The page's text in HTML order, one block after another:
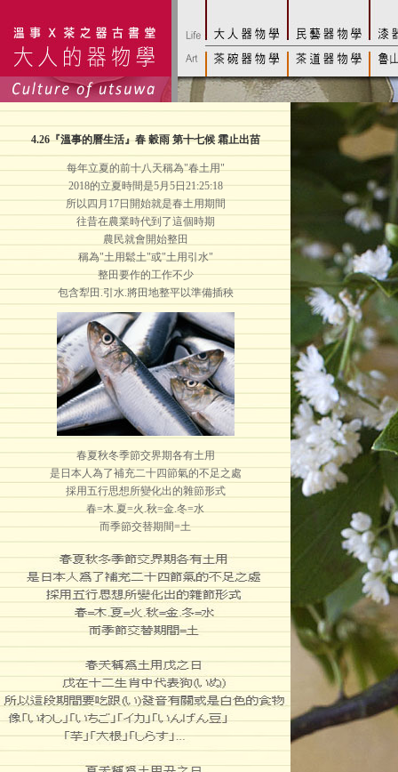
4.26『溫事的曆生活』春 穀雨 第十七候 霜止出苗
每年立夏的前十八天稱為"春土用"
2018的立夏時間是5月5日21:25:18
所以四月17日開始就是春土用期間
往昔在農業時代到了這個時期
農民就會開始整田
稱為"土用鬆土"或"土用引水"
整田要作的工作不少
包含犁田.引水.將田地整平以準備插秧
春夏秋冬季節交界期各有土用
是日本人為了補充二十四節氣的不足之處
採用五行思想所變化出的雜節形式
春=木.夏=火.秋=金.冬=水
而季節交替期間=土